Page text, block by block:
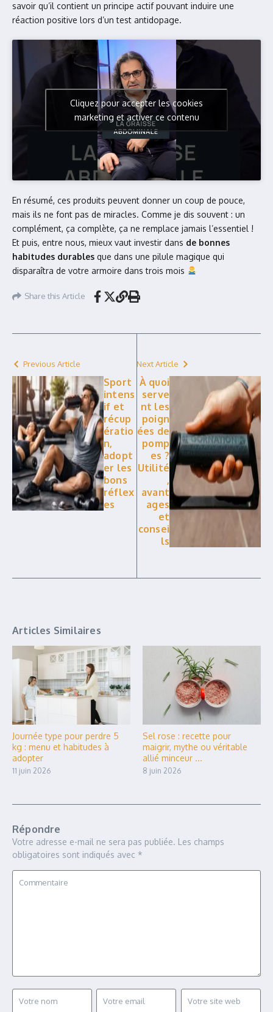
savoir qu’il contient un principe actif pouvant induire une
réaction positive lors d’un test antidopage.
Cliquez pour accepter les cookies
marketing et activer ce contenu
En résumé, ces produits peuvent donner un coup de pouce,
mais ils ne font pas de miracles. Comme je dis souvent : un
complément, ça complète, ça ne remplace jamais l’essentiel !
Et puis, entre nous, mieux vaut investir dans de bonnes
habitudes durables que dans une pilule magique qui
disparaîtra de votre armoire dans trois mois
Share this Article
Previous Article
Sport
intens
if et
récup
ératio
n,
adopt
er les
bons
réflex
es
Next Article
À quoi
serve
nt les
poign
ées de
pomp
es ?
Utilité
,
avant
ages
et
consei
ls
Articles Similaires
Journée type pour perdre 5
kg : menu et habitudes à
adopter
11 juin 2026
Sel rose : recette pour
maigrir, mythe ou véritable
allié minceur ...
8 juin 2026
Répondre
Votre adresse e-mail ne sera pas publiée. Les champs
obligatoires sont indiqués avec *